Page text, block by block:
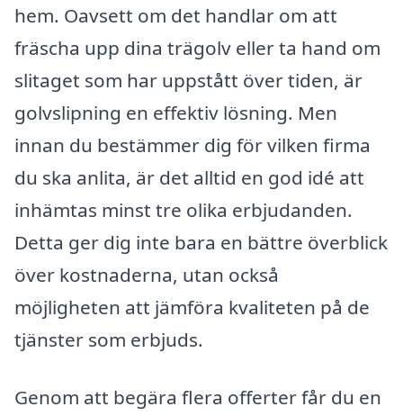
hem. Oavsett om det handlar om att
fräscha upp dina trägolv eller ta hand om
slitaget som har uppstått över tiden, är
golvslipning en effektiv lösning. Men
innan du bestämmer dig för vilken firma
du ska anlita, är det alltid en god idé att
inhämtas minst tre olika erbjudanden.
Detta ger dig inte bara en bättre överblick
över kostnaderna, utan också
möjligheten att jämföra kvaliteten på de
tjänster som erbjuds.
Genom att begära flera offerter får du en